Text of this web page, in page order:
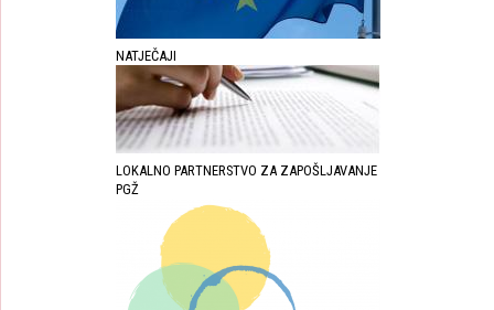
NATJEČAJI
LOKALNO PARTNERSTVO ZA ZAPOŠLJAVANJE
PGŽ